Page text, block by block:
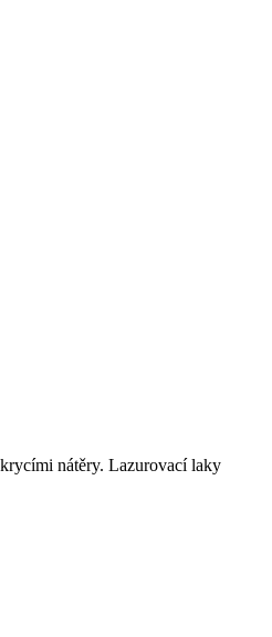
nátěry. Lazurovací laky